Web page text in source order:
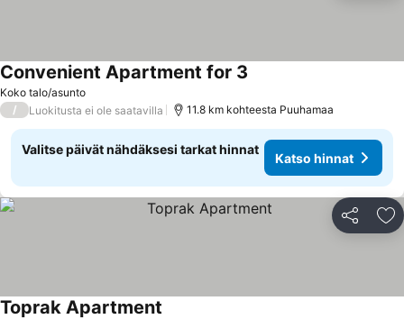
Koko talo/asunto
Convenient Apartment for 3
/ Luokitusta ei ole saatavilla 11.8 km kohteesta Puuhamaa
Valitse päivät nähdäksesi tarkat hinnat
Katso hinnat
Jaa
Toprak Apartment